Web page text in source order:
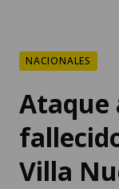
NACIONALES
Ataque
Villa